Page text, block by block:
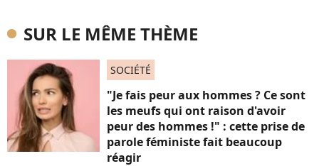
SUR LE MÊME THÈME
SOCIÉTÉ
"Je fais peur aux hommes ? Ce sont
les meufs qui ont raison d'avoir
peur des hommes !" : cette prise de
parole féministe fait beaucoup
réagir